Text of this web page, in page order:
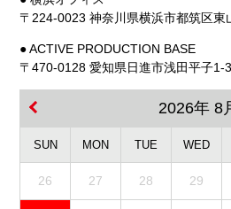
〒224-0023 神奈川県横浜市都筑区東
● ACTIVE PRODUCTION BASE
〒470-0128 愛知県日進市浅田平子1-
2026年 8
SUN MON TUE WED
26 27 28 29